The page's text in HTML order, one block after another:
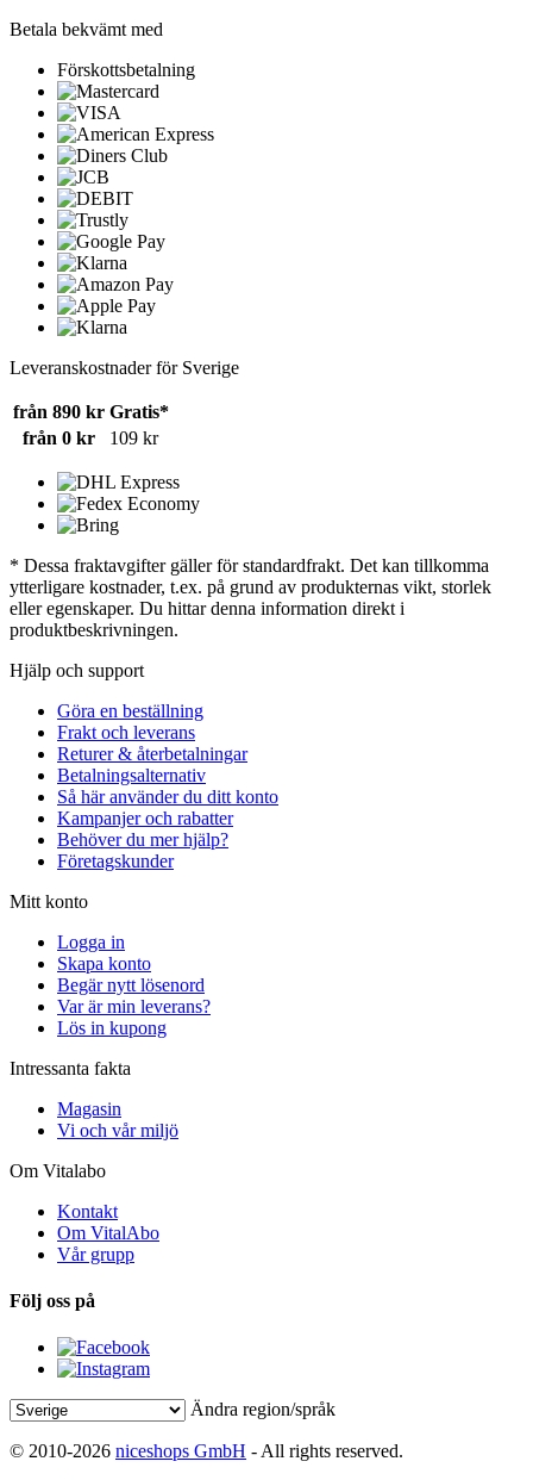
Betala bekvämt med
Förskottsbetalning
Leveranskostnader för Sverige
från 890 kr Gratis*
från 0 kr
109 kr
* Dessa fraktavgifter gäller för standardfrakt. Det kan tillkomma
ytterligare kostnader, t.ex. på grund av produkternas vikt, storlek
eller egenskaper. Du hittar denna information direkt i
produktbeskrivningen.
Hjälp och support
Göra en beställning
Frakt och leverans
Returer & återbetalningar
Betalningsalternativ
Så här använder du ditt konto
Kampanjer och rabatter
Behöver du mer hjälp?
Företagskunder
Mitt konto
Logga in
Skapa konto
Begär nytt lösenord
Var är min leverans?
Lös in kupong
Intressanta fakta
Magasin
Vi och vår miljö
Om Vitalabo
Kontakt
Om VitalAbo
Vår grupp
Följ oss på
Ändra region/språk
© 2010-2026 niceshops GmbH - All rights reserved.